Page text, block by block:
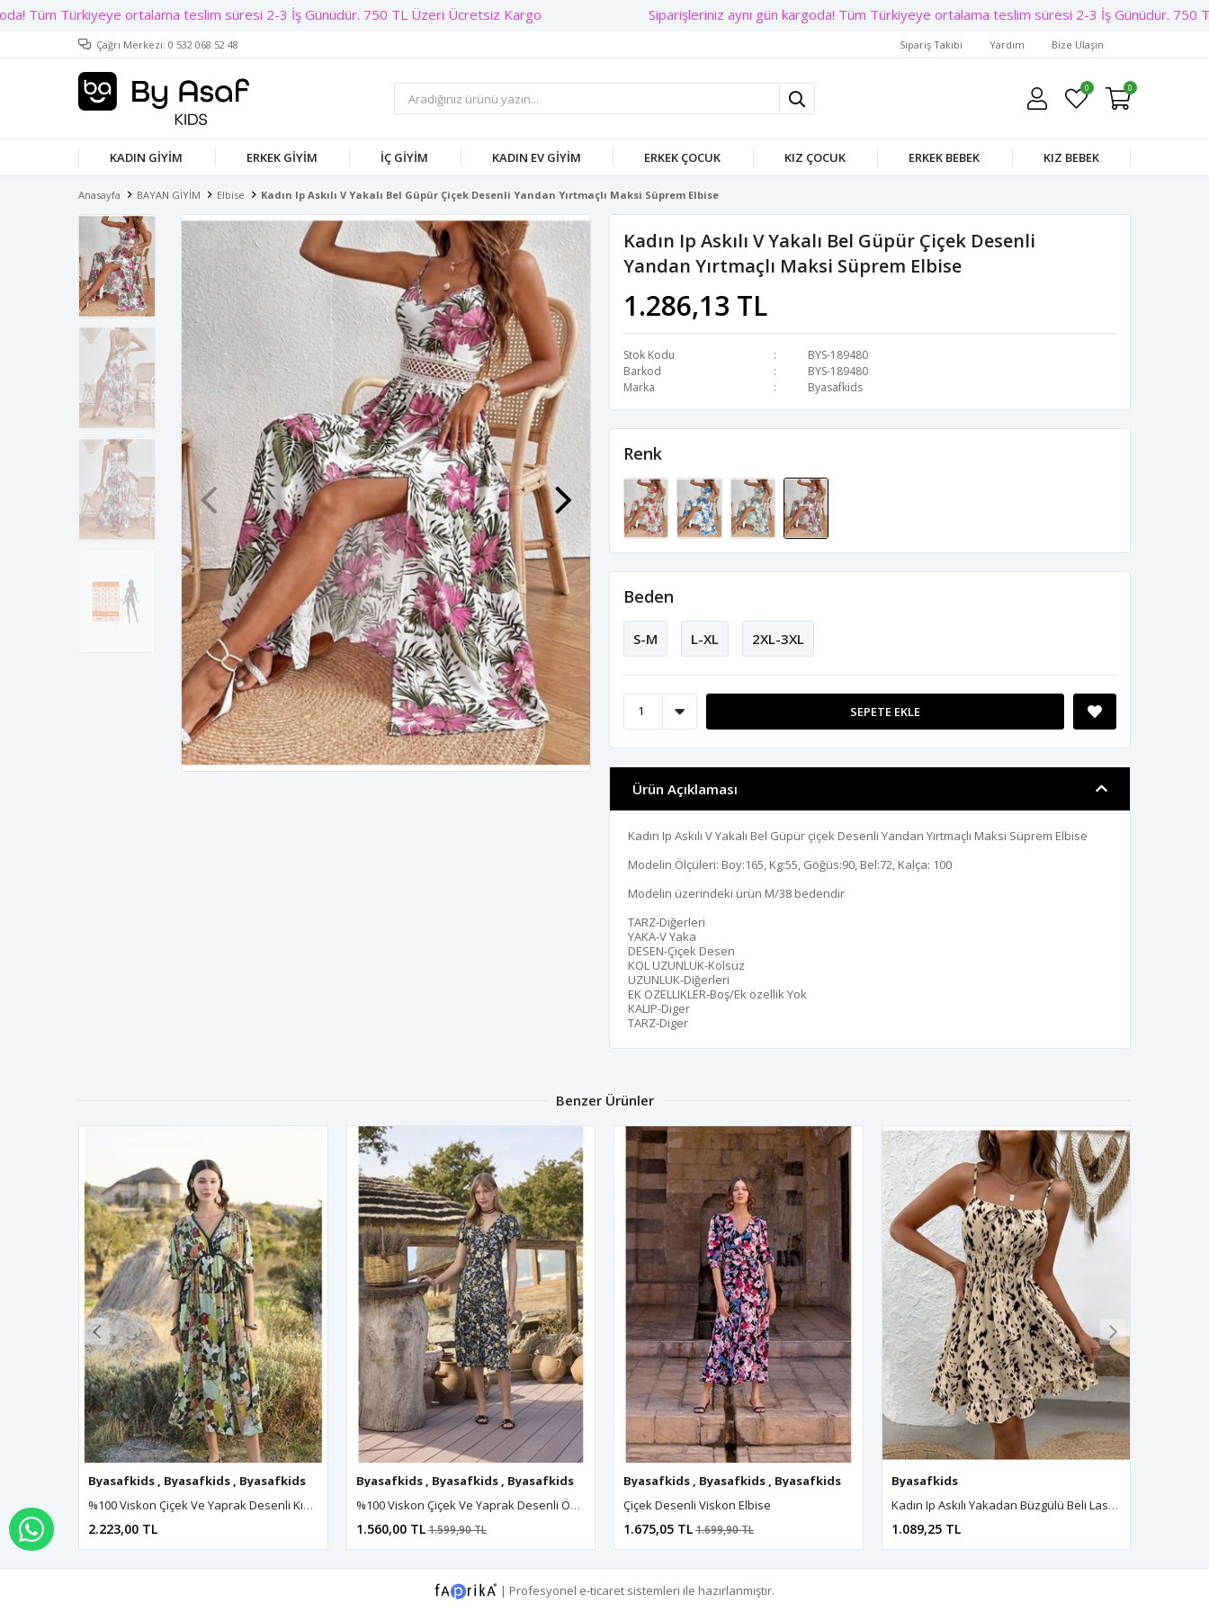
Siparişleriniz aynı gün kargoda! Tüm Türkiyeye ortalama teslim süresi 2-3 İş Günüdür. 750 TL
Çağrı Merkezi: 0 532 068 52 48 Sipariş Takibi Yardım Bize Ulaşın
0 0
KADIN GIYIM ERKEK GIYIM İÇ GIYIM KADIN EV GIYIM ERKEK ÇOCUK KIZ ÇOCUK ERKEK BEBEK KIZ BEBEK
Anasayfa BAYAN GİYİM Elbise Kadın Ip Askılı V Yakalı Bel Güpür Çiçek Desenli Yandan Yırtmaçlı Maksi Süprem Elbise
Kadın Ip Askılı V Yakalı Bel Güpür Çiçek Desenli
Yandan Yırtmaçlı Maksi Süprem Elbise
1.286,13 TL
Stok Kodu
BYS-189480
Barkod
BYS-189480
Marka
Byasafkids
Renk
Beden
S-M L-XL 2XL-3XL
SEPETE EKLE
Ürün Açıklaması
Kadın Ip Askılı V Yakalı Bel Güpür çiçek Desenli Yandan Yırtmaçlı Maksi Süprem Elbise
Modelin Ölçüleri: Boy:165, Kg:55, Göğüs:90, Bel:72, Kalça: 100
Modelin üzerindeki ürün M/38 bedendir
TARZ-Diğerleri
YAKA-V Yaka
DESEN-Çiçek Desen
KOL UZUNLUK-Kolsuz
UZUNLUK-Diğerleri
EK OZELLIKLER-Boş/Ek özellik Yok
KALIP-Diger
TARZ-Diger
Benzer Ürünler
Byasafkids , Byasafkids , Byasafkids Byasafkids , Byasafkids , Byasafkids , Byasafkids Byasafkids , Byasafkids , Byasafkids , Byasafkids , Byasafkids
%100 Viskon Çiçek Ve Yaprak Desenli Kısa Kollu Elbise
2.223,00 TL
Byasafkids , Byasafkids , Byasafkids Byasafkids, Byasafkids, Byasafkids, Byasafkids Byasafkids,
%100 Viskon Çiçek Ve Yaprak Desenli Önü Düğmeli Elbise
1.560,00 TL1.599,90 TL
Byasafkids , Byasafkids , Byasafkids Byasafkids , Byasafkids
Çiçek Desenli Viskon Elbise
1.675,05 TL1.699,90 TL
Byasafkids
Kadın Ip Askılı Yakadan Büzgülü Beli Lastikli Kısa Süprem Elbise
1.089,25 TL
| Profesyonel e-ticaret sistemleri ile hazırlanmıştır.
WHATSAPP İLE SİPARİŞ VER